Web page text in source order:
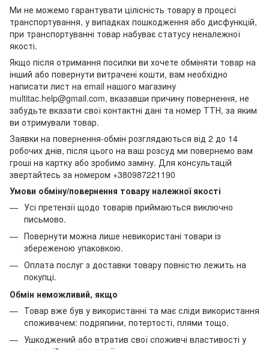
Ми не можемо гарантувати цілісність товару в процесі
транспортування, у випадках пошкодження або дисфункцій,
при транспортуванні товар набуває статусу неналежної
якості.
Якщо після отримання посилки ви хочете обміняти товар на
інший або повернути витрачені кошти, вам необхідно
написати лист на email нашого магазину
multitac.help@gmail.com, вказавши причину повернення, не
забудьте вказати свої контактні дані та номер ТТН, за яким
ви отримували товар.
Заявки на повернення-обмін розглядаються від 2 до 14
робочих днів, після цього на ваш розсуд ми повернемо вам
гроші на картку або зробимо заміну. Для консультацій
звертайтесь за номером +380987221190
Умови обміну/повернення товару належної якості
Усі претензії щодо товарів приймаються виключно
письмово.
Повернути можна лише невикористані товари із
збереженою упаковкою.
Оплата послуг з доставки товару повністю лежить на
покупці.
Обмін неможливий, якщо
Товар вже був у використанні та має сліди використання
споживачем: подряпини, потертості, плями тощо.
Ушкоджений або втратив свої споживчі властивості у